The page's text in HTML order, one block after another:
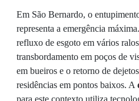
Em São Bernardo, o
representa a emergência
refluxo de esgoto em vários
transbordamento em poços de
em bueiros e o retorno de
residências em pontos baixos. A
para este contexto utiliza